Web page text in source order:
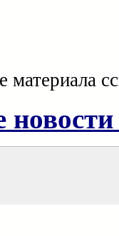
материала